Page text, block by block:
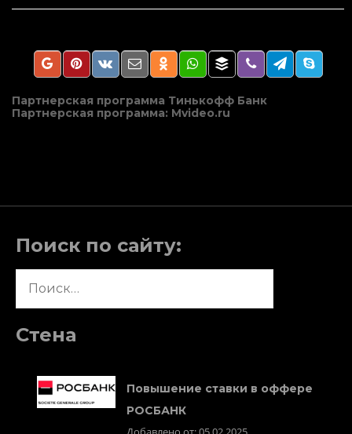
Навигация
по
Партнерская программа Тинькофф Банк
Партнерская программа: Mvideo.ru
Поиск по сайту:
Стена
Повышение ставки в оффере
РОСБАНК